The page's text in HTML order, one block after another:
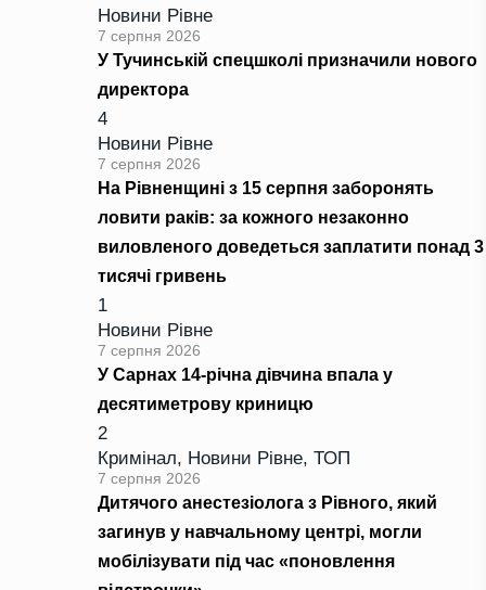
Новини Рівне
7 серпня 2026
У Тучинській спецшколі призначили нового
директора
4
Новини Рівне
7 серпня 2026
На Рівненщині з 15 серпня заборонять
ловити раків: за кожного незаконно
виловленого доведеться заплатити понад 3
тисячі гривень
1
Новини Рівне
7 серпня 2026
У Сарнах 14-річна дівчина впала у
десятиметрову криницю
2
Кримінал, Новини Рівне, ТОП
7 серпня 2026
Дитячого анестезіолога з Рівного, який
загинув у навчальному центрі, могли
мобілізувати під час «поновлення